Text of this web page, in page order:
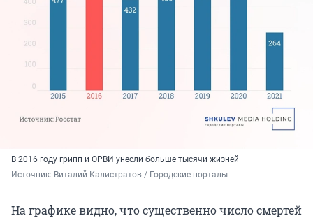
В 2016 году грипп и ОРВИ унесли больше тысячи жизней
Источник: Виталий Калистратов / Городские порталы
На графике видно, что существенно число смертей